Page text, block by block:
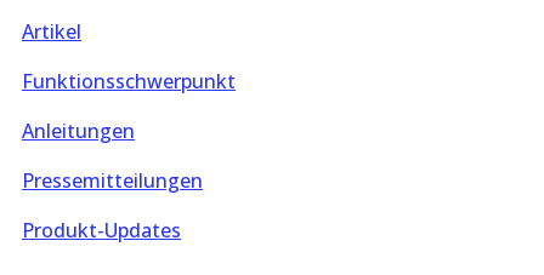
Artikel
Funktionsschwerpunkt
Anleitungen
Pressemitteilungen
Produkt-Updates